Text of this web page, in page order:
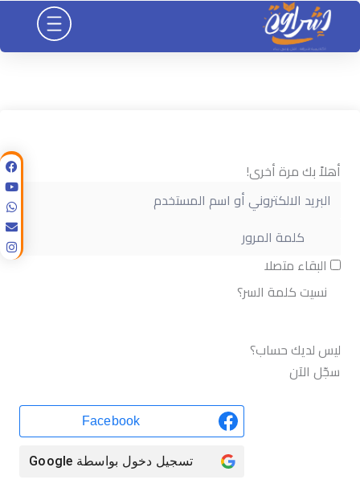
تخطي
المحتوى
أهلاً بك مرة أخرى!
البقاء متصلا
نسيت كلمة السر؟
ليس لديك حساب؟
سجّل الآن
Facebook
تسجيل دخول بواسطة Google